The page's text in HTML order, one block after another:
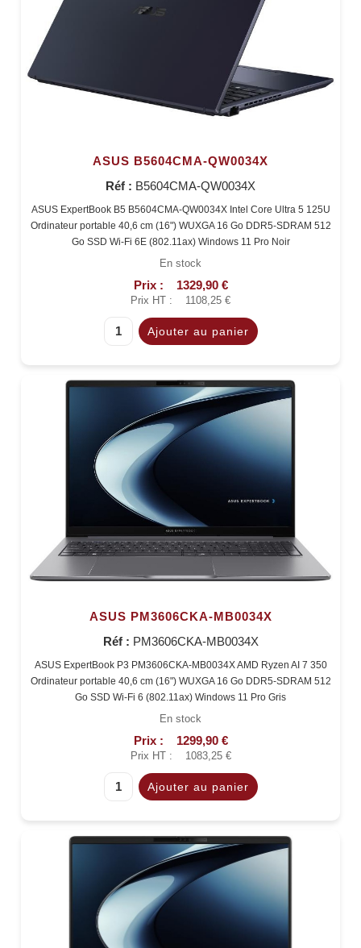
ASUS B5604CMA-QW0034X
Réf : B5604CMA-QW0034X
ASUS ExpertBook B5 B5604CMA-QW0034X Intel Core Ultra 5 125U
Ordinateur portable 40,6 cm (16") WUXGA 16 Go DDR5-SDRAM 512
Go SSD Wi-Fi 6E (802.11ax) Windows 11 Pro Noir
En stock
Prix : 1329,90 €
Prix HT : 1108,25 €
ASUS PM3606CKA-MB0034X
Réf : PM3606CKA-MB0034X
ASUS ExpertBook P3 PM3606CKA-MB0034X AMD Ryzen AI 7 350
Ordinateur portable 40,6 cm (16") WUXGA 16 Go DDR5-SDRAM 512
Go SSD Wi-Fi 6 (802.11ax) Windows 11 Pro Gris
En stock
Prix : 1299,90 €
Prix HT : 1083,25 €